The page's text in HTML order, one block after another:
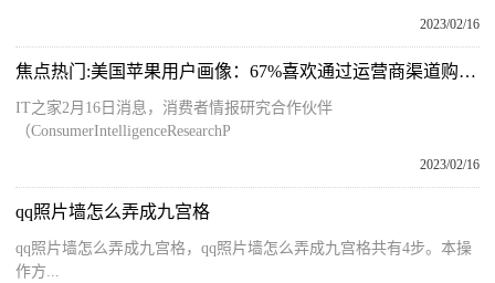
2023/02/16
焦点热门:美国苹果用户画像：67%喜欢通过运营商渠道购买iPhone
IT之家2月16日消息，消费者情报研究合作伙伴
（ConsumerIntelligenceResearchP
2023/02/16
qq照片墙怎么弄成九宫格
qq照片墙怎么弄成九宫格，qq照片墙怎么弄成九宫格共有4步。本操
作方...